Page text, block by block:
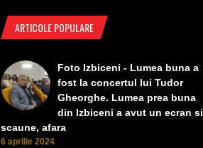
ARTICOLE POPULARE
Foto Izbiceni - Lumea buna a
fost la concertul lui Tudor
Gheorghe. Lumea prea buna
din Izbiceni a avut un ecran si
scaune, afara
6 aprilie 2024